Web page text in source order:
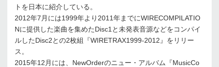
トを日本に紹介している。
2012年7月には1999年より2011年までにWIRECOMPILATIO
Nに提供した楽曲を集めたDisc1と未発表音源などをコンパイ
ルしたDisc2との2枚組『WIRETRAX1999-2012』をリリー
ス。
2015年12月には、NewOrderのニュー・アルバム『MusicCo